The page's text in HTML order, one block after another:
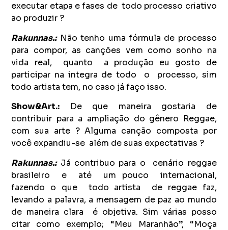
executar etapa e fases de todo processo criativo
ao produzir ?
Rakunnas.:Não tenho uma fórmula de processo
para compor, as canções vem como sonho na
vida real, quanto a produção eu gosto de
participar na integra de todo o processo, sim
todo artista tem, no caso já faço isso.
Show&Art.: De que maneira gostaria de
contribuir para a ampliação do gênero Reggae,
com sua arte ? Alguma canção composta por
você expandiu-se além de suas expectativas ?
Rakunnas.:Já contribuo para o cenário reggae
brasileiro e até um pouco internacional,
fazendo o que todo artista de reggae faz,
levando a palavra, a mensagem de paz ao mundo
de maneira clara é objetiva. Sim várias posso
citar como exemplo; “Meu Maranhão”, “Moça